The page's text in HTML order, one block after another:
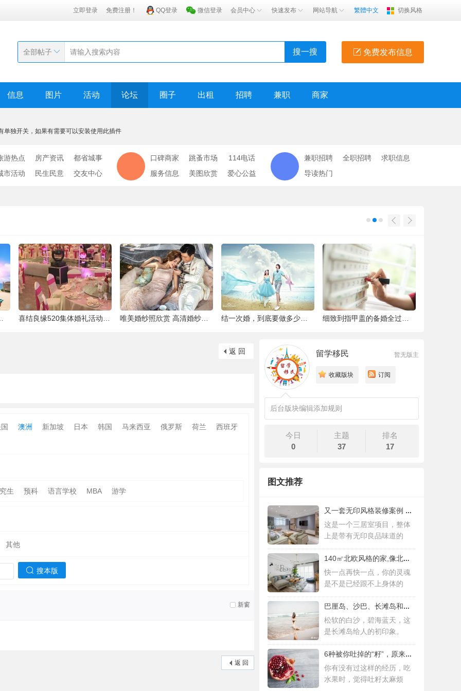
立即登录 免费注册！ QQ登录 微信登录 会员中心 快速发布 网站导航 繁體中文 切换风格
免费发布信息
全部帖子 搜一搜
信息 图片 活动 论坛 圈子 出租 招聘 兼职 商家
单独开关，如果有需要可以安装使用此插件
游热点 房产资讯
都省城事
市活动
民生民意 交友中心
口碑商家 跳蚤市场
114电话
服务信息
美图欣赏 爱心公益
兼职招聘 全职招聘
求职信息
导读热门
喜结良缘520集体婚礼活动-喜来缘大酒店[合 唯美婚纱照欣赏 高清婚纱大片欣赏 给人一种 结一次婚，到底要做多少件准备工作 |备婚清 细致到指甲盖的备婚全过程，这位“挑剔”新
返 回
澳洲 新加坡 日本 韩国 马来西亚 俄罗斯 荷兰 西班牙
生 预科 语言学校 MBA 游学
其他
搜本版
新窗
返 回
留学移民 暂无版主
收藏版块 订阅
后台版块编辑添加规则
今日
0
主题
37
排名
17
图文推荐
又一套无印风格装修案例 三居室设计简约而
这是一个三居室项目，整体
上是带有无印良品味道的
140㎡北欧风格的家,像北欧人一样去生活
快一点再快一点，你的灵魂
是不是已经跟不上身体的
巴厘岛、沙巴、长滩岛和普吉岛，哪个更值得
松软的白沙，碧海蓝天，这
是长滩岛给人的初印象。
6种被你吐掉的“籽”，原来是果蔬界的营养
你有没有过这样的经历，吃
水果时，觉得吐籽太麻烦